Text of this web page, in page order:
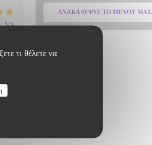
τι θέλετε να
: 5/5
ΑΝΑΚΑΛΎΨΤΕ ΤΟ ΜΕΝΟΎ ΜΑΣ